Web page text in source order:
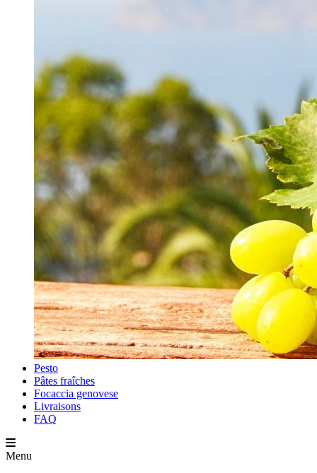
Pesto
Pâtes fraîches
Focaccia genovese
Livraisons
FAQ
Menu